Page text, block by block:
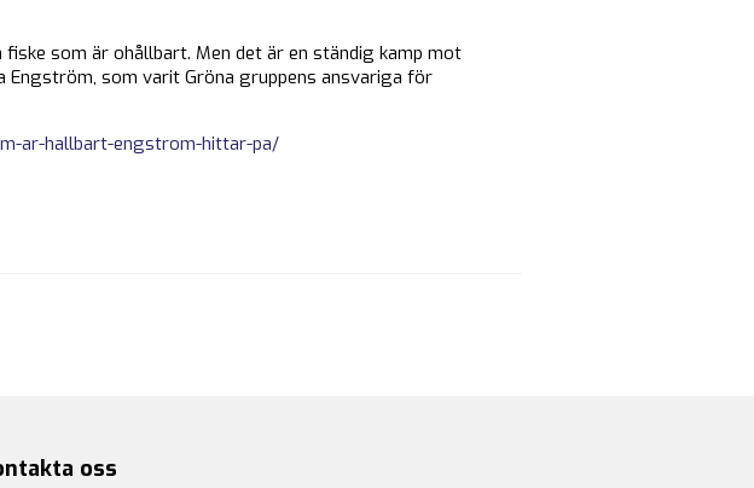
som är ohållbart. Men det är en ständig kamp mot
som varit Gröna gruppens ansvariga för
ar-hallbart-engstrom-hittar-pa/
oss